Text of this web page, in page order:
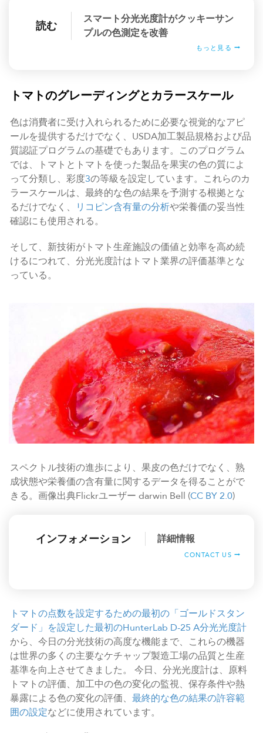
読む
スマート分光光度計がクッキーサン
プルの色測定を改善
もっと見る
トマトのグレーディングとカラースケール
色は消費者に受け入れられるために必要な視覚的なアピ
ールを提供するだけでなく、USDA加工製品規格および品
質認証プログラムの基礎でもあります。このプログラム
では、トマトとトマトを使った製品を果実の色の質によ
って分類し、彩度3の等級を設定しています。これらのカ
ラースケールは、最終的な色の結果を予測する根拠とな
るだけでなく、
リコピン含有量の分析や栄養価の妥当性
確認にも使用される。
そして、新技術がトマト生産施設の価値と効率を高め続
けるにつれて、分光光度計はトマト業界の評価基準とな
っている。
スペクトル技術の進歩により、果皮の色だけでなく、熟
成状態や栄養価の含有量に関するデータを得ることがで
きる。画像出典Flickrユーザー darwin Bell (CC BY 2.0)
インフォメーション 詳細情報
CONTACT US
トマトの点数を設定するための最初の「ゴールドスタン
ダード」を設定した最初のHunterLab D-25 A分光光度計
から、今日の分光技術の高度な機能まで、これらの機器
は世界の多くの主要なケチャップ製造工場の品質と生産
基準を向上させてきました。 今日、分光光度計は、原料
トマトの評価、加工中の色の変化の監視、保存条件や熱
暴露による色の変化の評価、 最終的な色の結果の許容範
囲の設定などに使用されています。